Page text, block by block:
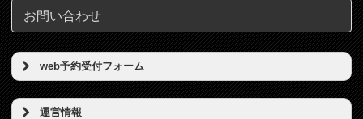
お問い合わせ
web予約受付フォーム
予約希望日（必須）
運営情報